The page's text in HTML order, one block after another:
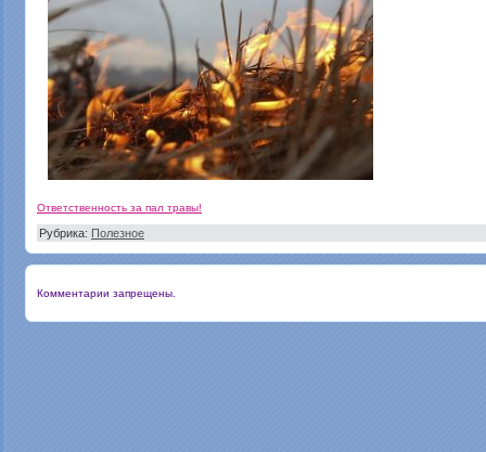
Ответственность за пал травы!
Рубрика: Полезное
Комментарии запрещены.